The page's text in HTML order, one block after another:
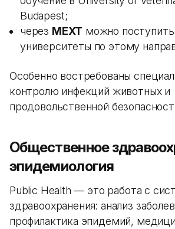
Budapest;
через MEXT можно
университеты по этому
Особенно востребованы
контролю инфекций животных и
продовольственной
Общественное
эпидемиология
Public Health — это работа с
здравоохранения: анализ
профилактика эпидемий,